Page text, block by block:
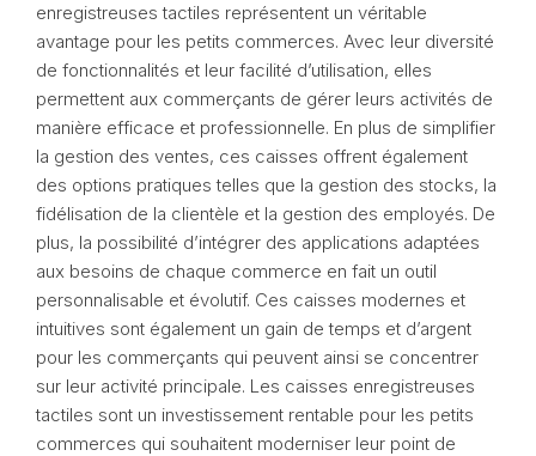
enregistreuses tactiles représentent un véritable
avantage pour les petits commerces. Avec leur diversité
de fonctionnalités et leur facilité d’utilisation, elles
permettent aux commerçants de gérer leurs activités de
manière efficace et professionnelle. En plus de simplifier
la gestion des ventes, ces caisses offrent également
des options pratiques telles que la gestion des stocks, la
fidélisation de la clientèle et la gestion des employés. De
plus, la possibilité d’intégrer des applications adaptées
aux besoins de chaque commerce en fait un outil
personnalisable et évolutif. Ces caisses modernes et
intuitives sont également un gain de temps et d’argent
pour les commerçants qui peuvent ainsi se concentrer
sur leur activité principale. Les caisses enregistreuses
tactiles sont un investissement rentable pour les petits
commerces qui souhaitent moderniser leur point de